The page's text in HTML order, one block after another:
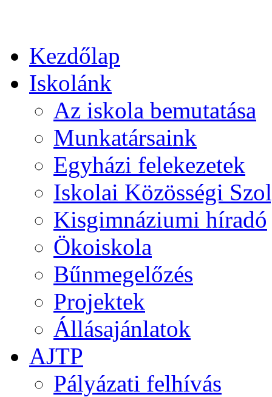
Kezdőlap
Iskolánk
Az iskola bemutatása
Munkatársaink
Egyházi felekezetek
Iskolai Közösségi
Kisgimnáziumi híradó
Ökoiskola
Bűnmegelőzés
Projektek
Állásajánlatok
AJTP
Pályázati felhívás